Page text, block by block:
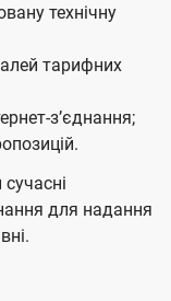
технічну
тарифних
зʼєднання;
для надання